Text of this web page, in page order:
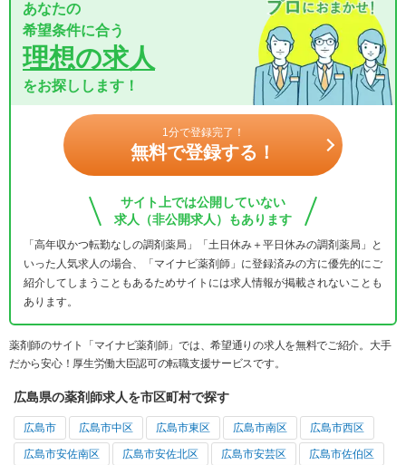
あなたの
希望条件に合う
理想の求人
をお探しします！
1分で登録完了！
無料で登録する！
サイト上では公開していない
求人（非公開求人）もあります
「高年収かつ転勤なしの調剤薬局」「土日休み＋平日休みの調剤薬局」と
いった人気求人の場合、「マイナビ薬剤師」に登録済みの方に優先的にご
紹介してしまうこともあるためサイトには求人情報が掲載されないことも
あります。
薬剤師のサイト「マイナビ薬剤師」では、希望通りの求人を無料でご紹介。大手
だから安心！厚生労働大臣認可の転職支援サービスです。
広島県の薬剤師求人を市区町村で探す
広島市 広島市中区 広島市東区 広島市南区 広島市西区
広島市安佐南区 広島市安佐北区 広島市安芸区 広島市佐伯区